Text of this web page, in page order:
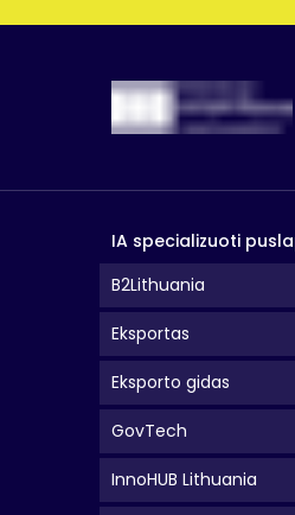
IA specializuoti
B2Lithuania
Eksportas
Eksporto gidas
GovTech
InnoHUB Lithuania